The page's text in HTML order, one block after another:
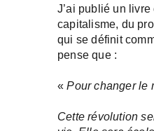
J’ai publié un
capitalisme, du
qui se définit
pense que :
«Pour changer le
Cette révolution